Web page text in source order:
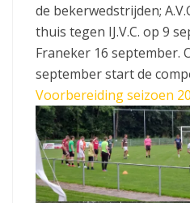
de bekerwedstrijden;
thuis tegen IJ.V.C. op 9
Franeker 16 september.
september start de
Voorbereiding seizoen